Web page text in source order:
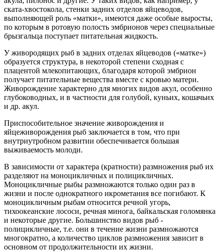
ската-хвостокола, стенки задних отделов яйцеводов,
выполняющей роль «матки», имеются даже особые выросты,
по которым в ротовую полость эмбрионов через специальные
брызгальца поступает питательная жидкость.
У живородящих рыб в задних отделах яйцеводов («матке»)
образуется структура, в некоторой степени сходная с
плацентой млекопитающих, благодаря которой эмбрион
получает питательные вещества вместе с кровью матери.
Живорождение характерно для многих видов акул, особенно
глубоководных, и в частности для голубой, куньих, кошачьих
и др. акул.
Приспособительное значение живорождения и
яйцеживорождения рыб заключается в том, что при
внутриутробном развитии обеспечивается большая
выживаемость молоди.
В зависимости от характера (кратности) размножения рыб их
разделяют на моноцикличных и полицикличных.
Моноцикличные рыбы размножаются только один раз в
жизни и после однократного икрометания все погибают. К
моноцикличным рыбам относится речной угорь,
тихоокеанские лососи, речная минога, байкальская голомянка
и некоторые другие. Большинство видов рыб -
полицикличные, т.е. они в течение жизни размножаются
многократно, а количество циклов размножения зависит в
основном от продолжительности их жизни.